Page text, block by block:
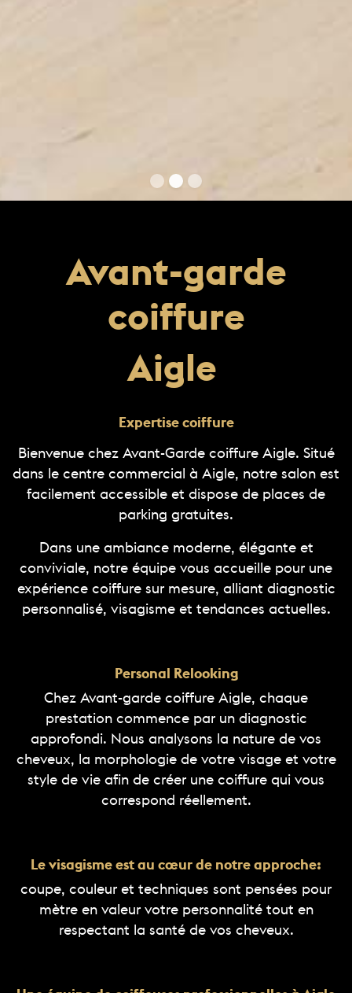
Avant-garde
coiffure
Aigle
Expertise coiffure
Bienvenue chez Avant-Garde coiffure Aigle. Situé
dans le centre commercial à Aigle, notre salon est
facilement accessible et dispose de places de
parking gratuites.
Dans une ambiance moderne, élégante et
conviviale, notre équipe vous accueille pour une
expérience coiffure sur mesure, alliant diagnostic
personnalisé, visagisme et tendances actuelles.
Personal Relooking
Chez Avant-garde coiffure Aigle, chaque
prestation commence par un diagnostic
approfondi. Nous analysons la nature de vos
cheveux, la morphologie de votre visage et votre
style de vie afin de créer une coiffure qui vous
correspond réellement.
Le visagisme est au cœur de notre approche:
coupe, couleur et techniques sont pensées pour
mètre en valeur votre personnalité tout en
respectant la santé de vos cheveux.